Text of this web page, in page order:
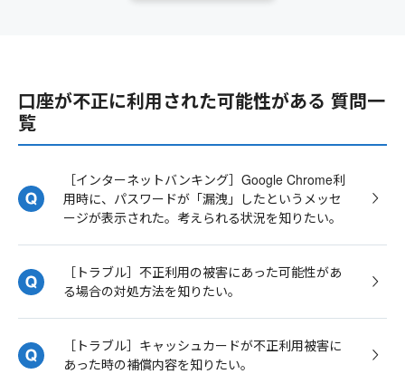
口座が不正に利用された可能性がある 質問一
覧
［インターネットバンキング］Google Chrome利
用時に、パスワードが「漏洩」したというメッセ
ージが表示された。考えられる状況を知りたい。
［トラブル］不正利用の被害にあった可能性があ
る場合の対処方法を知りたい。
［トラブル］キャッシュカードが不正利用被害に
あった時の補償内容を知りたい。